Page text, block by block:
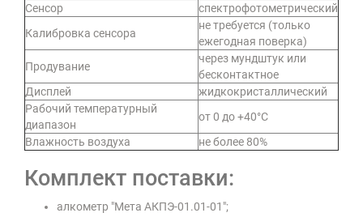
Сенсор
спектрофотометрический
Калибровка сенсора
не требуется (только
ежегодная поверка)
Продувание
через мундштук или
бесконтактное
Дисплей
жидкокристаллический
Рабочий температурный
диапазон
от 0 до +40°С
Влажность воздуха
не более 80%
Комплект поставки:
алкометр "Мета АКПЭ-01.01-01";